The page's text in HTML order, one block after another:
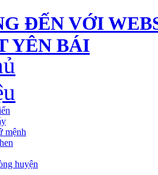
ĐẾN VỚI
YÊN BÁI
mệnh
huyện